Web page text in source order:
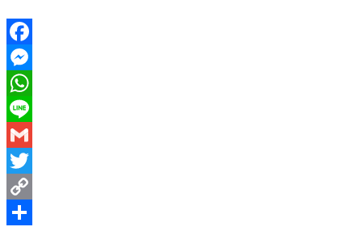
Facebook
Messenger
WhatsApp
Line
Gmail
Twitter
Copy